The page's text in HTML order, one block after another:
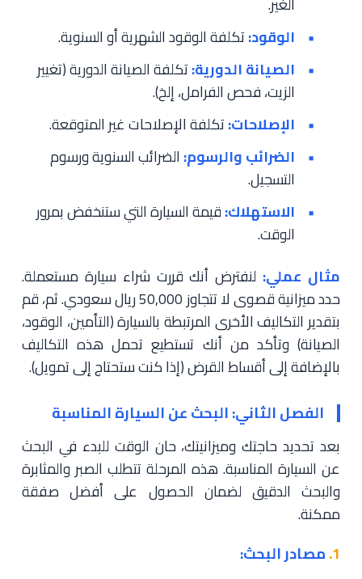
الوقود:تكلفة الوقود الشهرية أو السنوية.
الصيانة الدورية:تكلفة الصيانة الدورية (تغيير
الزيت، فحص الفرامل، إلخ).
الإصلاحات:تكلفة الإصلاحات غير المتوقعة.
الضرائب والرسوم: الضرائب السنوية ورسوم
التسجيل.
الاستهلاك:قيمة السيارة التي ستنخفض بمرور
الوقت.
مثال عملي: لنفترض أنك قررت شراء سيارة مستعملة.
حدد ميزانية قصوى لا تتجاوز 50,000 ريال سعودي. ثم، قم
بتقدير التكاليف الأخرى المرتبطة بالسيارة (التأمين، الوقود،
الصيانة) وتأكد من أنك تستطيع تحمل هذه التكاليف
بالإضافة إلى أقساط القرض (إذا كنت ستحتاج إلى تمويل).
الفصل الثاني: البحث عن السيارة المناسبة
بعد تحديد حاجتك وميزانيتك، حان الوقت للبدء في البحث
عن السيارة المناسبة. هذه المرحلة تتطلب الصبر والمثابرة
والبحث الدقيق لضمان الحصول على أفضل صفقة
ممكنة.
1. مصادر البحث: